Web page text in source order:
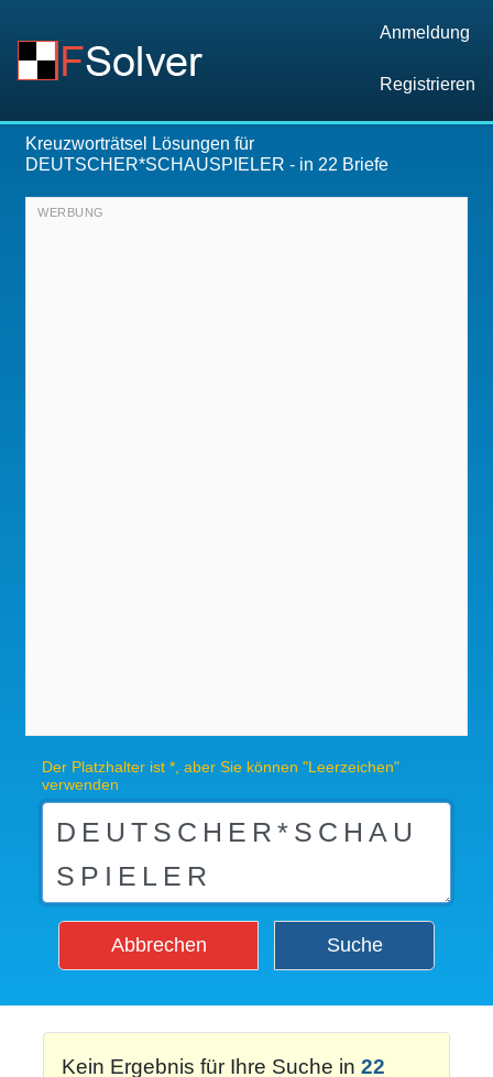
Anmeldung
Registrieren
Kreuzworträtsel Lösungen für
DEUTSCHER*SCHAUSPIELER - in 22 Briefe
Der Platzhalter ist *, aber Sie können "Leerzeichen"
verwenden
Abbrechen Suche
Kein Ergebnis für Ihre Suche in 22